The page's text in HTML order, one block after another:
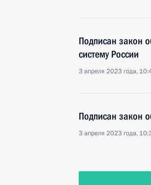
Подписан закон
систему России
3 апреля 2023 года,
Подписан закон
3 апреля 2023 года,